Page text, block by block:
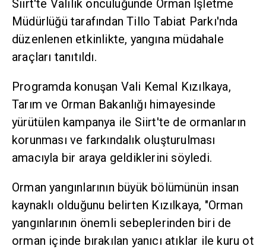
Siirt'te Valilik öncülüğünde Orman İşletme
Müdürlüğü tarafından Tillo Tabiat Parkı'nda
düzenlenen etkinlikte, yangına müdahale
araçları tanıtıldı.
Programda konuşan Vali Kemal Kızılkaya,
Tarım ve Orman Bakanlığı himayesinde
yürütülen kampanya ile Siirt'te de ormanların
korunması ve farkındalık oluşturulması
amacıyla bir araya geldiklerini söyledi.
Orman yangınlarının büyük bölümünün insan
kaynaklı olduğunu belirten Kızılkaya, "Orman
yangınlarının önemli sebeplerinden biri de
orman içinde bırakılan yanıcı atıklar ile kuru ot